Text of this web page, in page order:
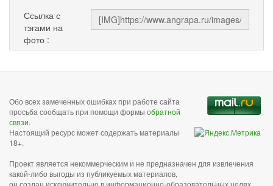
Ссылка с
тэгами на
фото :
Обо всех замеченных ошибках при работе сайта
просьба сообщать при помощи формы обратной
связи.
Настоящий ресурс может содержать материалы
18+.
Проект является некоммерческим и не предназначен для извлечения
какой-либо выгоды из публикуемых материалов,